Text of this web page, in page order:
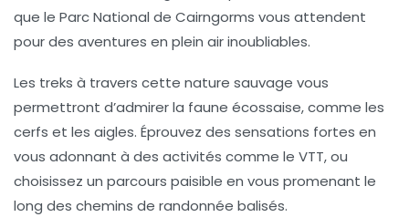
que le Parc National de Cairngorms vous attendent
pour des aventures en plein air inoubliables.
Les treks à travers cette nature sauvage vous
permettront d’admirer la faune écossaise, comme les
cerfs et les aigles. Éprouvez des sensations fortes en
vous adonnant à des activités comme le VTT, ou
choisissez un parcours paisible en vous promenant le
long des chemins de randonnée balisés.